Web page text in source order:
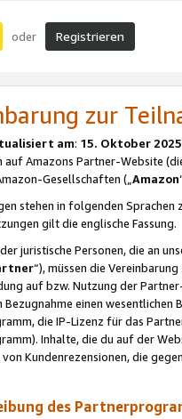
oder Registrieren
zur
am: 15. Oktober 2025
auf Amazons Partner-Website
Gesellschaften („Amazon
stehen in folgenden Sprachen
gilt die englische Fassung.
juristische Personen, die an
“), müssen die
auf bzw. Nutzung der
Bezugnahme einen
die IP-Lizenz für das
Inhalte, die du auf der
Kundenrezensionen, die
des